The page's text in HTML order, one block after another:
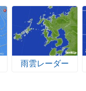
雨雲レーダー